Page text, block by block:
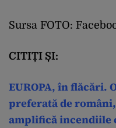
Sursa FOTO:
CITIȚI ȘI:
EUROPA, în flăcări.
preferată de
amplifică incendiile